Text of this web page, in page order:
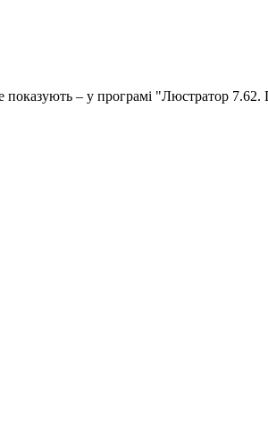
показують – у програмі "Люстратор 7.62.